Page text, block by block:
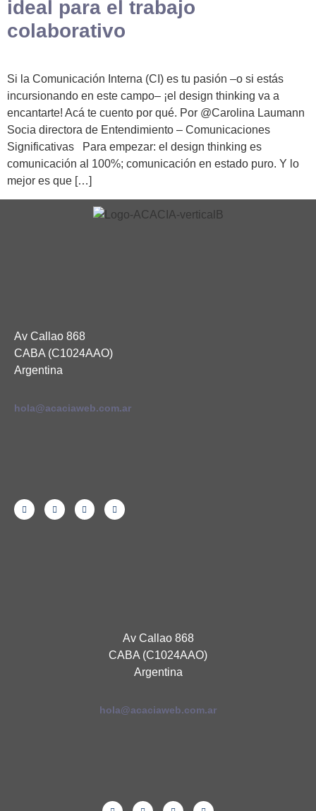
ideal para el trabajo
colaborativo
Si la Comunicación Interna (CI) es tu pasión –o si estás
incursionando en este campo– ¡el design thinking va a
encantarte! Acá te cuento por qué. Por @Carolina Laumann
Socia directora de Entendimiento – Comunicaciones
Significativas Para empezar: el design thinking es
comunicación al 100%; comunicación en estado puro. Y lo
mejor es que […]
Av Callao 868
CABA (C1024AAO)
Argentina
hola@acaciaweb.com.ar
Av Callao 868
CABA (C1024AAO)
Argentina
hola@acaciaweb.com.ar